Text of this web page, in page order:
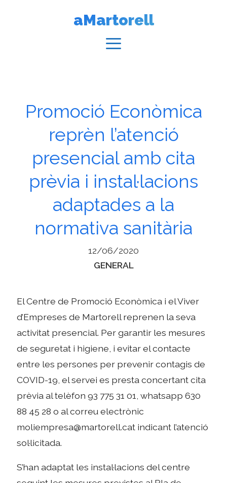
aMartorell
Promoció Econòmica
reprèn l’atenció
presencial amb cita
prèvia i instal·lacions
adaptades a la
normativa sanitària
12/06/2020
Categories
GENERAL
El Centre de Promoció Econòmica i el Viver
d’Empreses de Martorell reprenen la seva
activitat presencial. Per garantir les mesures
de seguretat i higiene, i evitar el contacte
entre les persones per prevenir contagis de
COVID-19, el servei es presta concertant cita
prèvia al telèfon 93 775 31 01, whatsapp 630
88 45 28 o al correu electrònic
moliempresa@martorell.cat indicant l’atenció
sol·licitada.
S’han adaptat les instal·lacions del centre